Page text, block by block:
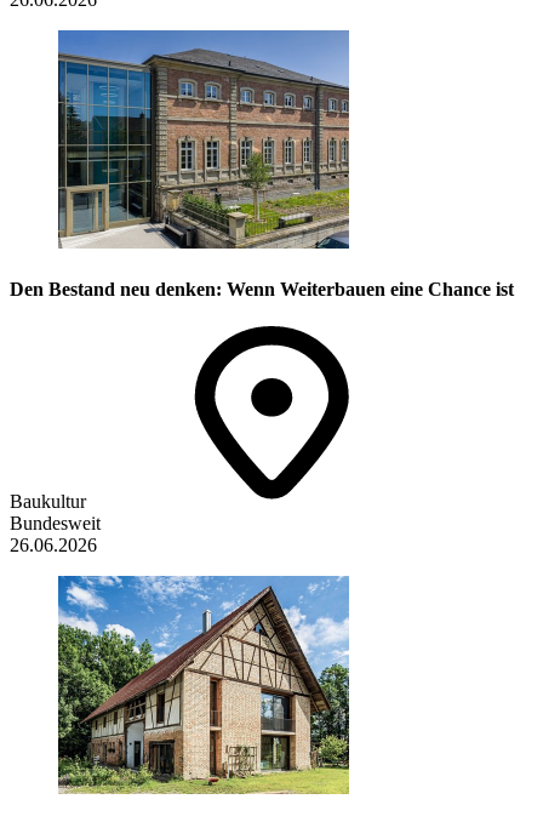
Den Bestand neu denken: Wenn Weiterbauen eine Chance ist
Baukultur
Bundesweit
26.06.2026